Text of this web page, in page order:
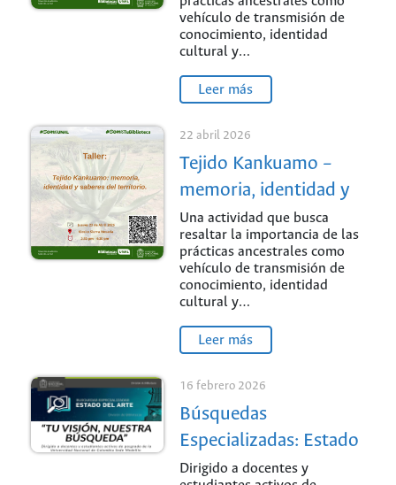
vehículo de transmisión de
conocimiento, identidad
cultural y…
Leer más
22 abril 2026
Tejido Kankuamo –
memoria, identidad y
saberes del territorio
Una actividad que busca
resaltar la importancia de las
prácticas ancestrales como
vehículo de transmisión de
conocimiento, identidad
cultural y…
Leer más
16 febrero 2026
Búsquedas
Especializadas: Estado
del Arte / Sede
Dirigido a docentes y